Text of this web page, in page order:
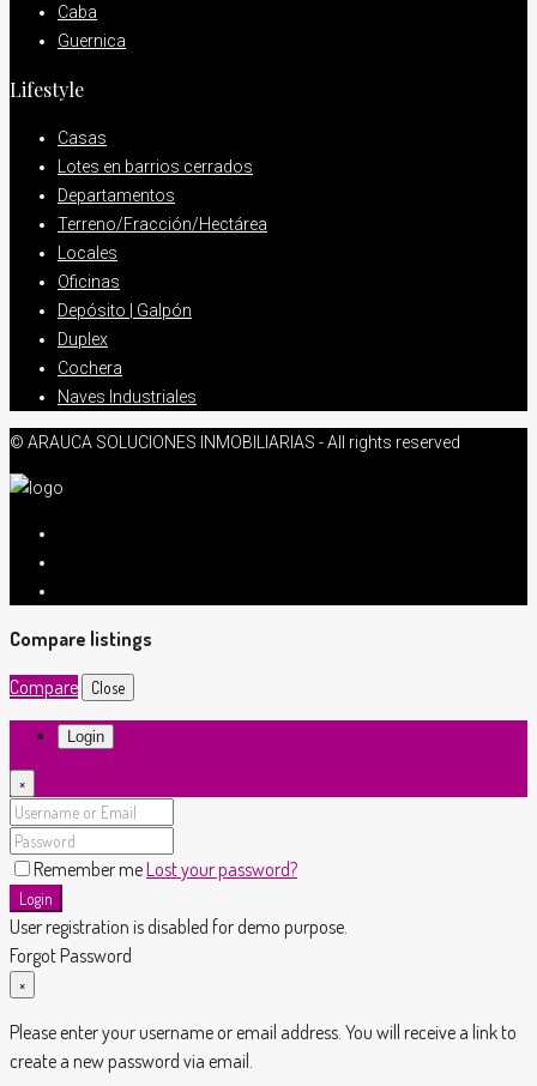
Caba
Guernica
Lifestyle
Casas
Lotes en barrios cerrados
Departamentos
Terreno/Fracción/Hectárea
Locales
Oficinas
Depósito | Galpón
Duplex
Cochera
Naves Industriales
© ARAUCA SOLUCIONES INMOBILIARIAS - All rights reserved
Compare listings
Compare
Close
Login
×
Remember meLost your password?
Login
User registration is disabled for demo purpose.
Forgot Password
×
Please enter your username or email address. You will receive a link to
create a new password via email.